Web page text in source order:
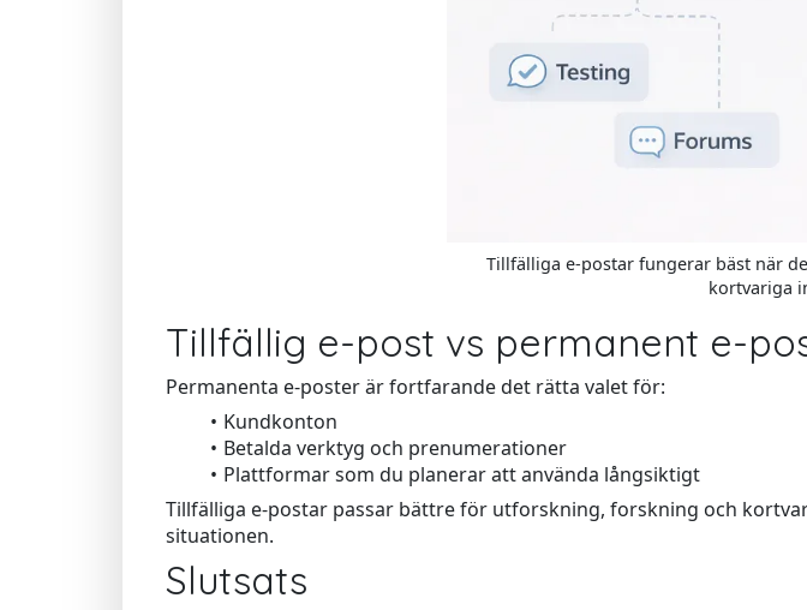
Tillfälliga e-postar fungerar bäst när
kortvariga
Tillfällig e-post vs permanent e-
Permanenta e-poster är fortfarande det rätta valet för:
Kundkonton
Betalda verktyg och prenumerationer
Plattformar som du planerar att använda långsiktigt
Tillfälliga e-postar passar bättre för utforskning, forskning och
situationen.
Slutsats